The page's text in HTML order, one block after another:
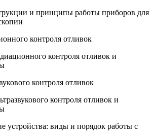
и принципы работы приборов для
контроля отливок
контроля отливок и
контроля отливок
контроля отливок и
устройства: виды и порядок работы с